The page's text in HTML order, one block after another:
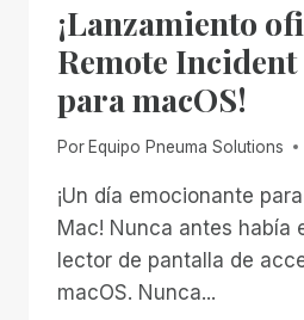
HEREDADOS
EN
REMOTE
INCIDENT
MANAGER
(RIM)
¡Lanzamiento
Remote
para macOS!
Por Equipo Pneuma Solutions
¡Un día emocionante
Mac! Nunca antes había
lector de pantalla de
macOS. Nunca...